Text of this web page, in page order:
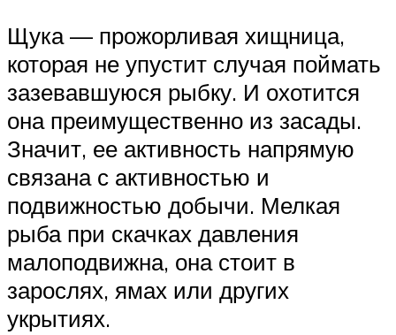
Щука — прожорливая хищница,
которая не упустит случая поймать
зазевавшуюся рыбку. И охотится
она преимущественно из засады.
Значит, ее активность напрямую
связана с активностью и
подвижностью добычи. Мелкая
рыба при скачках давления
малоподвижна, она стоит в
зарослях, ямах или других
укрытиях.